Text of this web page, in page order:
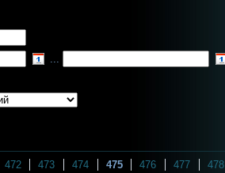
472 473 474 475 476 477 478